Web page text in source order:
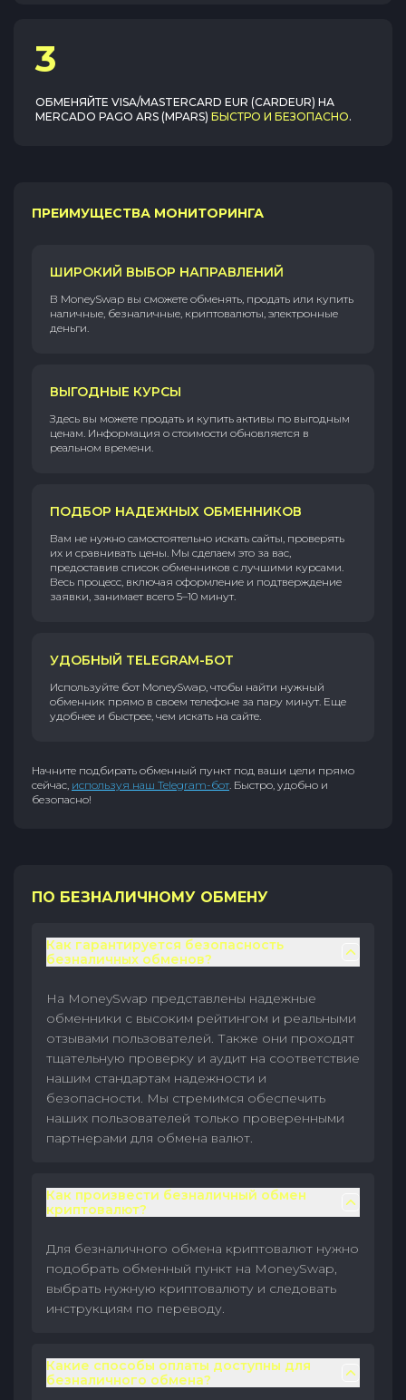
3
ОБМЕНЯЙТЕ VISA/MASTERCARD EUR (CARDEUR) НА
MERCADO PAGO ARS (MPARS) БЫСТРО И БЕЗОПАСНО.
ПРЕИМУЩЕСТВА МОНИТОРИНГА
ШИРОКИЙ ВЫБОР НАПРАВЛЕНИЙ
В MoneySwap вы сможете обменять, продать или купить
наличные, безналичные, криптовалюты, электронные
деньги.
ВЫГОДНЫЕ КУРСЫ
Здесь вы можете продать и купить активы по выгодным
ценам. Информация о стоимости обновляется в
реальном времени.
ПОДБОР НАДЕЖНЫХ ОБМЕННИКОВ
Вам не нужно самостоятельно искать сайты, проверять
их и сравнивать цены. Мы сделаем это за вас,
предоставив список обменников с лучшими курсами.
Весь процесс, включая оформление и подтверждение
заявки, занимает всего 5–10 минут.
УДОБНЫЙ TELEGRAM-БОТ
Используйте бот MoneySwap, чтобы найти нужный
обменник прямо в своем телефоне за пару минут. Еще
удобнее и быстрее, чем искать на сайте.
Начните подбирать обменный пункт под ваши цели прямо
сейчас, используя наш Telegram-бот. Быстро, удобно и
безопасно!
ПО БЕЗНАЛИЧНОМУ ОБМЕНУ
Как гарантируется безопасность
безналичных обменов?
На MoneySwap представлены надежные
обменники с высоким рейтингом и реальными
отзывами пользователей. Также они проходят
тщательную проверку и аудит на соответствие
нашим стандартам надежности и
безопасности. Мы стремимся обеспечить
наших пользователей только проверенными
партнерами для обмена валют.
Как произвести безналичный обмен
криптовалют?
Для безналичного обмена криптовалют нужно
подобрать обменный пункт на MoneySwap,
выбрать нужную криптовалюту и следовать
инструкциям по переводу.
Какие способы оплаты доступны для
безналичного обмена?